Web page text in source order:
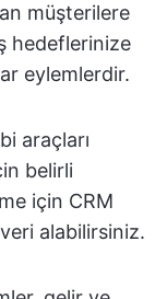
müşterilere
hedeflerinize
eylemlerdir.
araçları
belirli
için CRM
alabilirsiniz.